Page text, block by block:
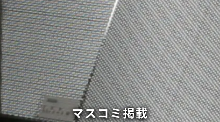
マスコミ掲載